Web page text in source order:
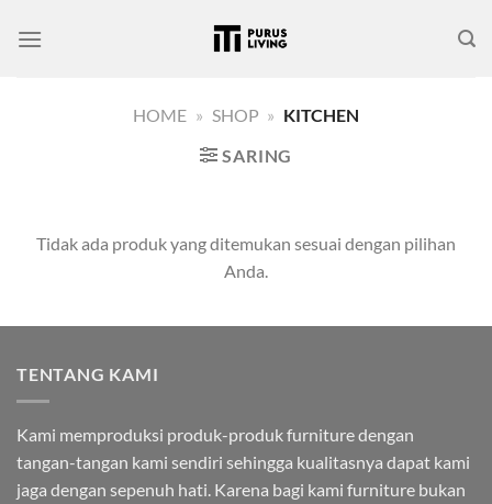
HOME » SHOP » KITCHEN
SARING
Tidak ada produk yang ditemukan sesuai dengan pilihan
Anda.
TENTANG KAMI
Kami memproduksi produk-produk furniture dengan
tangan-tangan kami sendiri sehingga kualitasnya dapat kami
jaga dengan sepenuh hati. Karena bagi kami furniture bukan